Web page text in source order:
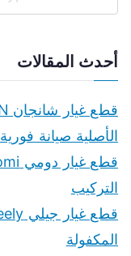
أحدث المقالات
الأصلية صيانة فورية
التركيب
المكفولة